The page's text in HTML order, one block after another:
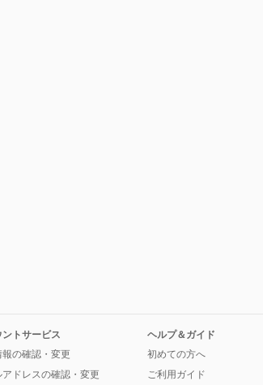
ントサービス
報の確認・変更
アドレスの確認・変更
ヘルプ＆ガイド
初めての方へ
ご利用ガイド